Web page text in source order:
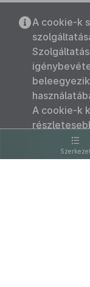
Szerkezet
A cookie-k
A cookie-k
kattintva